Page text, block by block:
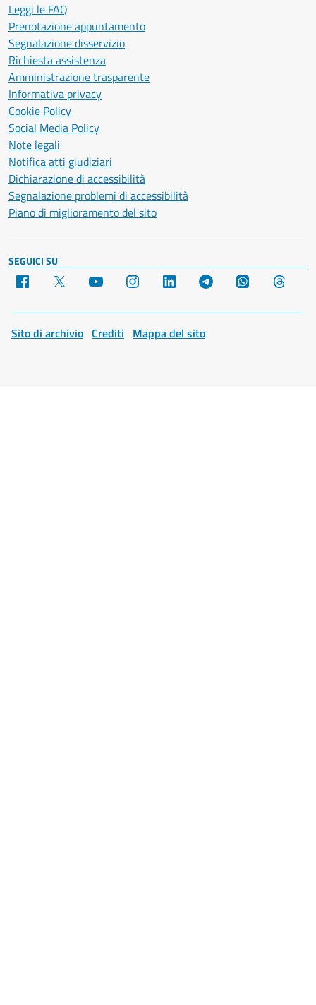
Leggi le FAQ
Prenotazione appuntamento
Segnalazione disservizio
Richiesta assistenza
Amministrazione trasparente
Informativa privacy
Cookie Policy
Social Media Policy
Note legali
Notifica atti giudiziari
Dichiarazione di accessibilità
Segnalazione problemi di accessibilità
Piano di miglioramento del sito
SEGUICI SU
Facebook YouTube Instagram LinkedIn Telegram WhatsApp
Sito di archivio Crediti Mappa del sito